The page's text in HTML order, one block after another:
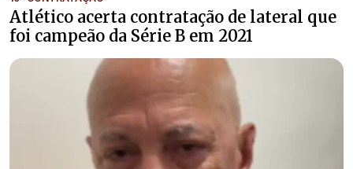
Atlético acerta contratação de lateral que
foi campeão da Série B em 2021